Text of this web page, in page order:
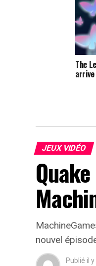
The
JEUX VIDÉO
nouvel
Publié il y